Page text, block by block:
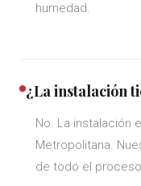
humedad.
¿La instalación
No. La instalación
Metropolitana.
de todo el